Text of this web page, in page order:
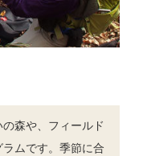
森や、フィールド
ムです。季節に合